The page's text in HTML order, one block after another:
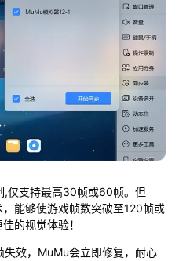
,仅支持最高30帧或60帧。但
能够使游戏帧数突破至120帧或
的视觉体验！
效，MuMu会立即修复，耐心